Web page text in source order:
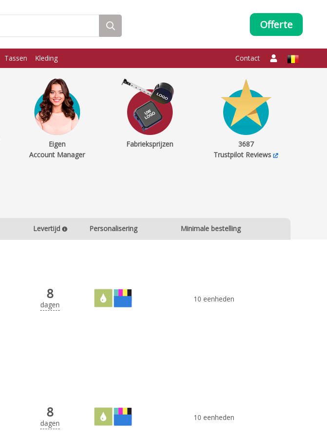
Offerte
Tassen Kleding Contact
Eigen
Account Manager
Fabrieksprijzen
3687
Trustpilot Reviews
Levertijd Personalisering Minimale bestelling
8
dagen
10 eenheden
8
dagen
10 eenheden